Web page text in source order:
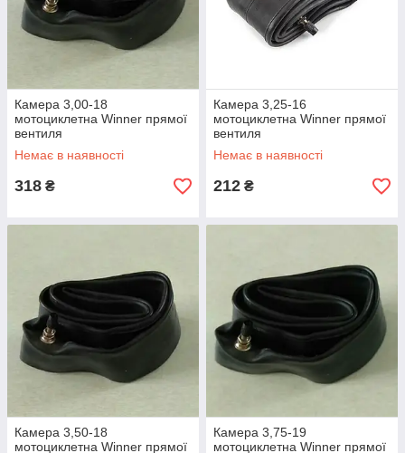
Камера 3,00-18
мотоциклетна Winner прямої
вентиля
Немає в наявності
318 ₴
Камера 3,25-16
мотоциклетна Winner прямої
вентиля
Немає в наявності
212 ₴
Камера 3,50-18
мотоциклетна Winner прямої
Камера 3,75-19
мотоциклетна Winner прямої